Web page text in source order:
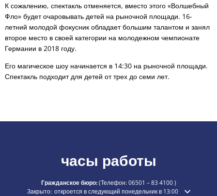
К сожалению, спектакль отменяется, вместо этого «Волшебный
Фло» будет очаровывать детей на рыночной площади. 16-
летний молодой фокусник обладает большим талантом и занял
второе место в своей категории на молодежном чемпионате
Германии в 2018 году.
Его магическое шоу начинается в 14:30 на рыночной площади.
Спектакль подходит для детей от трех до семи лет.
часы работы
Гражданское бюро:(Телефон:06501 – 83 4100)
Нажмите, чтобы скрыть дополнительное время открытия или
Закрыто: откроется в следующий понедельник в 13:00